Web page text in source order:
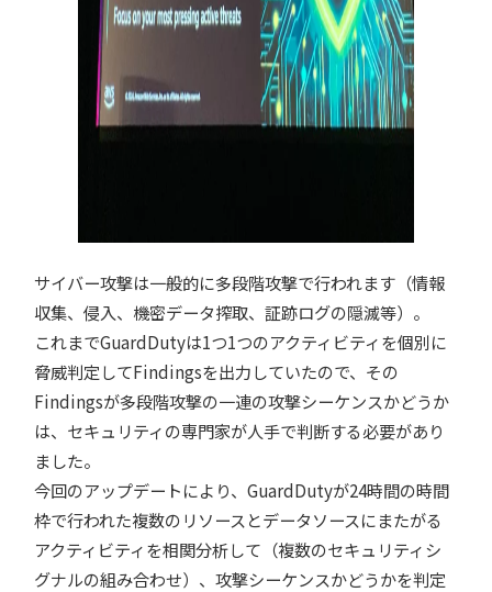
サイバー攻撃は一般的に多段階攻撃で行われます（情報
収集、侵入、機密データ搾取、証跡ログの隠滅等）。
これまでGuardDutyは1つ1つのアクティビティを個別に
脅威判定してFindingsを出力していたので、その
Findingsが多段階攻撃の一連の攻撃シーケンスかどうか
は、セキュリティの専門家が人手で判断する必要があり
ました。
今回のアップデートにより、GuardDutyが24時間の時間
枠で行われた複数のリソースとデータソースにまたがる
アクティビティを相関分析して（複数のセキュリティシ
グナルの組み合わせ）、攻撃シーケンスかどうかを判定